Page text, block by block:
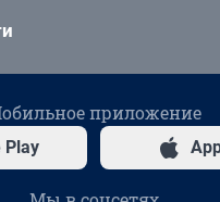
приложение
Play